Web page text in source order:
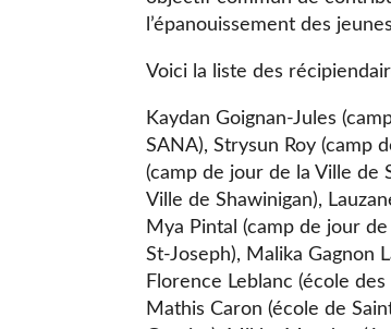
l’épanouissement des
Voici la liste des
Kaydan Goignan-Jules
SANA), Strysun Roy (camp
(camp de jour de la Ville de
Ville de Shawinigan),
Mya Pintal (camp de jour
St-Joseph), Malika Gagnon
Florence Leblanc (école
Mathis Caron (école de